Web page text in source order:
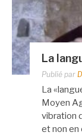
La
Publié par
La
Moyen
vibration
et non en